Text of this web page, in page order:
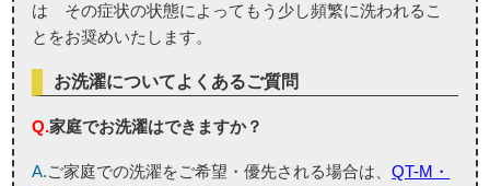
は その症状の状態によってもう少し頻繁に洗われるこ
とをお奨めいたします。
お洗濯についてよくあるご質問
Q.家庭でお洗濯はできますか？
A.ご家庭での洗濯をご希望・優先される場合は、QT-M・